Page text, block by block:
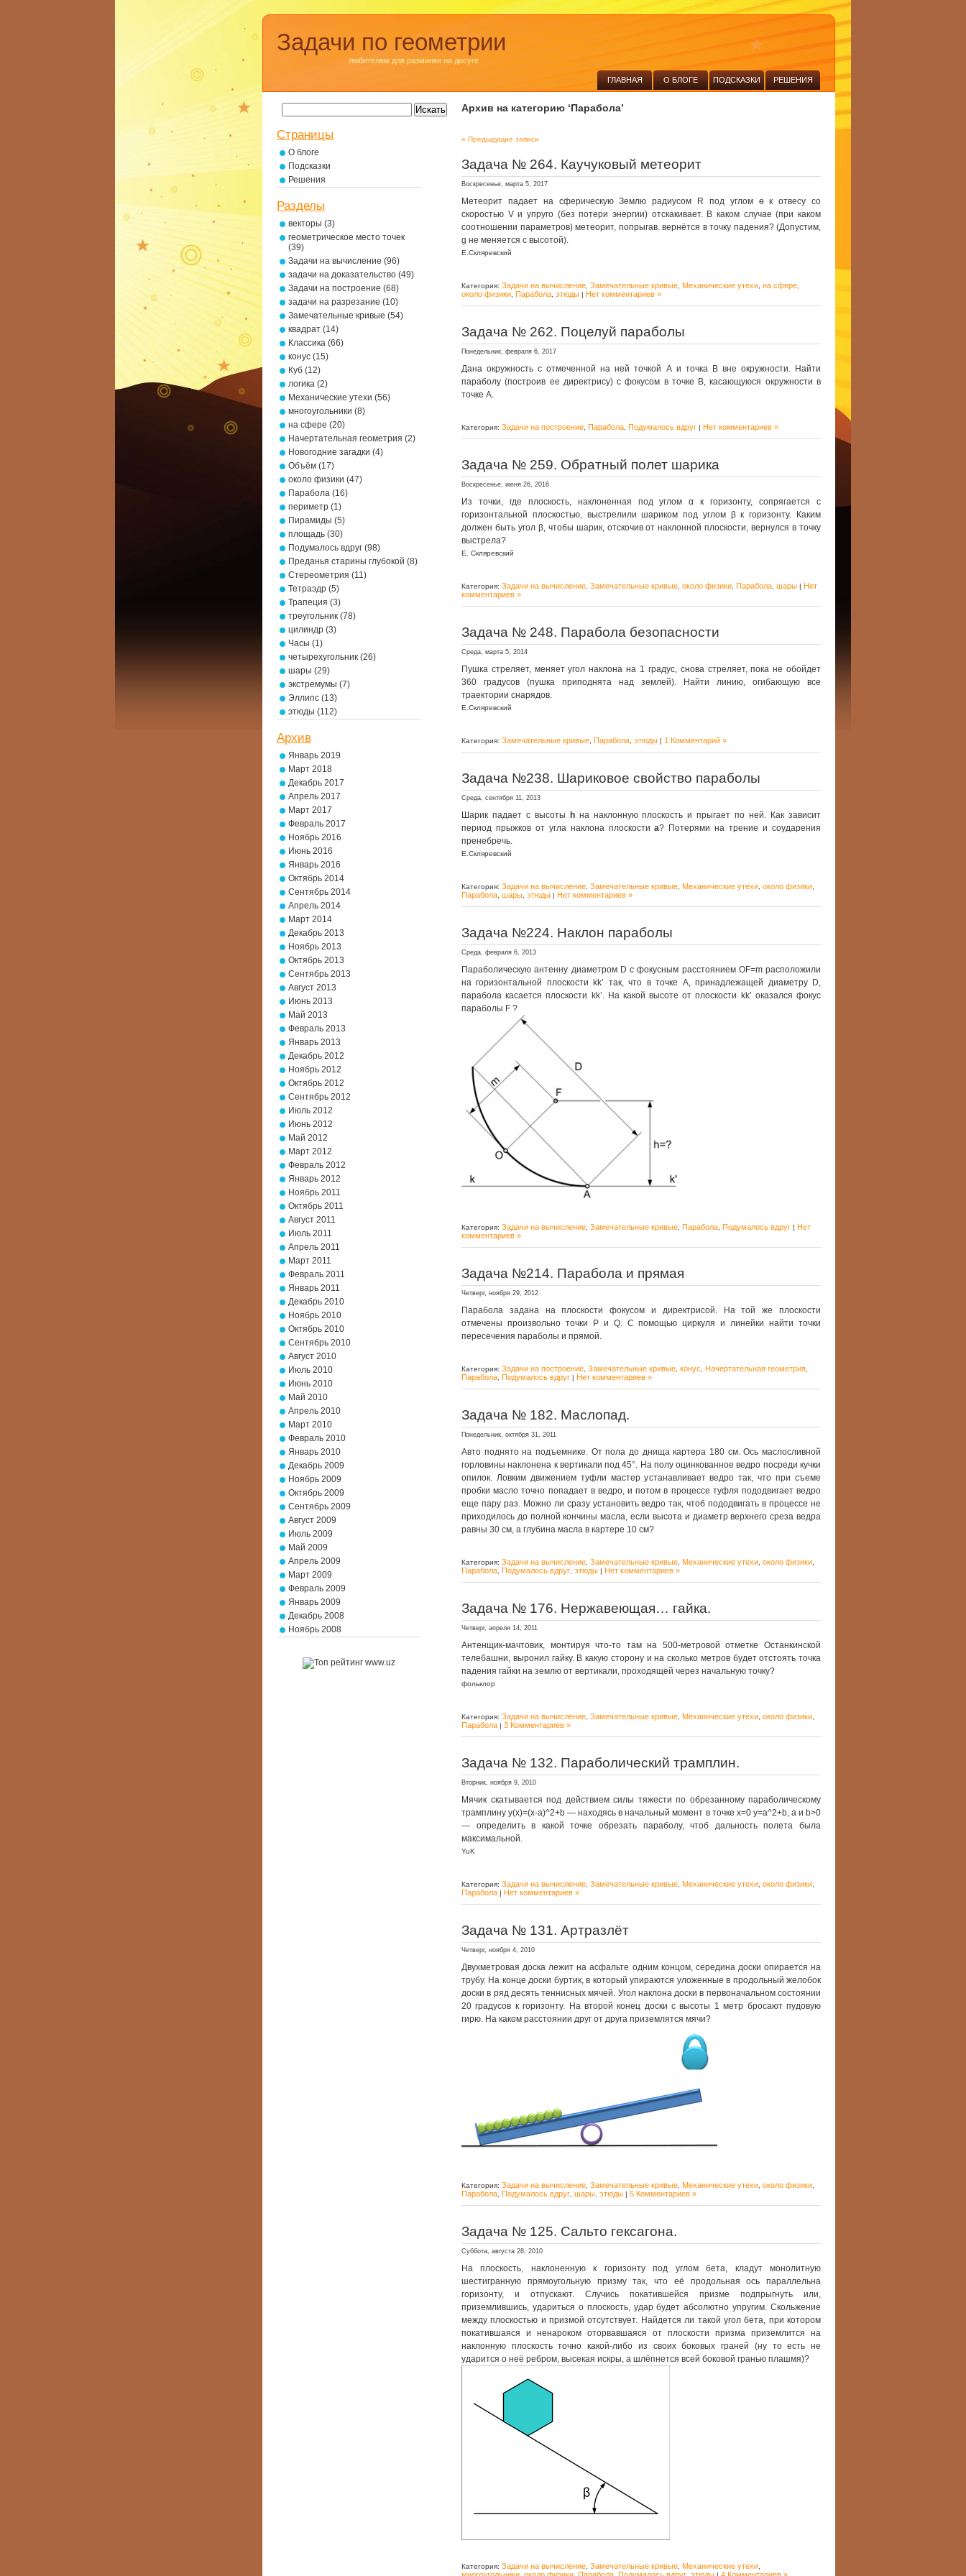
Задачи по геометрии
любителям для разминки на досуге
ГЛАВНАЯ О БЛОГЕ ПОДСКАЗКИ РЕШЕНИЯ
Архив на категорию ‘Парабола’
« Предыдущие записи
Задача № 264. Каучуковый метеорит
Воскресенье, марта 5, 2017
Метеорит падает на сферическую Землю радиусом R под углом ѳ к отвесу со
скоростью V и упруго (без потери энергии) отскакивает. В каком случае (при каком
соотношении параметров) метеорит, попрыгав. вернётся в точку падения? (Допустим,
g не меняется с высотой).
Е.Скляревский
Категория: Задачи на вычисление Замечательные кривые Механические утехи на сфере
около физики Парабола этюды | Нет комментариев »
Задача № 262. Поцелуй параболы
Понедельник, февраля 6, 2017
Дана окружность с отмеченной на ней точкой А и точка В вне окружности. Найти
параболу (построив ее директрису) с фокусом в точке В, касающуюся окружности в
точке А.
Категория: Задачи на построение Парабола Подумалось вдруг | Нет комментариев »
Задача № 259. Обратный полет шарика
Воскресенье, июня 26, 2016
Из точки, где плоскость, наклоненная под углом α к горизонту, сопрягается с
горизонтальной плоскостью, выстрелили шариком под углом β к горизонту. Каким
должен быть угол β, чтобы шарик, отскочив от наклонной плоскости, вернулся в точку
выстрела?
Е. Скляревский
Категория: Задачи на вычисление Замечательные кривые около физики Парабола шары | Нет
комментариев »
Задача № 248. Парабола безопасности
Среда, марта 5, 2014
Пушка стреляет, меняет угол наклона на 1 градус, снова стреляет, пока не обойдет
360 градусов (пушка приподнята над землей). Найти линию, огибающую все
траектории снарядов.
Е.Скляревский
Категория: Замечательные кривые Парабола этюды | 1 Комментарий »
Задача №238. Шариковое свойство параболы
Среда, сентября 11, 2013
Шарик падает с высоты hна наклонную плоскость и прыгает по ней. Как зависит
период прыжков от угла наклона плоскостиа? Потерями на трение и соударения
пренебречь.
Е.Скляревский
Категория: Задачи на вычисление Замечательные кривые Механические утехи около физики
Парабола шары этюды | Нет комментариев »
Задача №224. Наклон параболы
Среда, февраля 6, 2013
Параболическую антенну диаметром D с фокусным расстоянием OF=m расположили
на горизонтальной плоскости kk’ так, что в точке A, принадлежащей диаметру D,
парабола касается плоскости kk’. На какой высоте от плоскости kk’ оказался фокус
параболы F ?
Категория: Задачи на вычисление Замечательные кривые Парабола Подумалось вдруг | Нет
комментариев »
Задача №214. Парабола и прямая
Четверг, ноября 29, 2012
Парабола задана на плоскости фокусом и директрисой. На той же плоскости
отмечены произвольно точки P и Q. С помощью циркуля и линейки найти точки
пересечения параболы и прямой.
Категория: Задачи на построение Замечательные кривые конус Начертательная геометрия
Парабола Подумалось вдруг | Нет комментариев »
Задача № 182. Маслопад.
Понедельник, октября 31, 2011
Авто поднято на подъемнике. От пола до днища картера 180 см. Ось маслосливной
горловины наклонена к вертикали под 45°. На полу оцинкованное ведро посреди кучки
опилок. Ловким движением туфли мастер устанавливает ведро так, что при съеме
пробки масло точно попадает в ведро, и потом в процессе туфля пододвигает ведро
еще пару раз. Можно ли сразу установить ведро так, чтоб пододвигать в процессе не
приходилось до полной кончины масла, если высота и диаметр верхнего среза ведра
равны 30 см, а глубина масла в картере 10 см?
Категория: Задачи на вычисление Замечательные кривые Механические утехи около физики
Парабола Подумалось вдруг этюды | Нет комментариев »
Задача № 176. Нержавеющая… гайка.
Четверг, апреля 14, 2011
Антенщик-мачтовик, монтируя что-то там на 500-метровой отметке Останкинской
телебашни, выронил гайку. В какую сторону и на сколько метров будет отстоять точка
падения гайки на землю от вертикали, проходящей через начальную точку?
фольклор
Категория: Задачи на вычисление Замечательные кривые Механические утехи около физики
Парабола | 3 Комментариев »
Задача № 132. Параболический трамплин.
Вторник, ноября 9, 2010
Мячик скатывается под действием силы тяжести по обрезанному параболическому
трамплину y(x)=(x-a)^2+b — находясь в начальный момент в точке x=0 y=a^2+b, a и b>0
— определить в какой точке обрезать параболу, чтоб дальность полета была
максимальной.
YuK
Категория: Задачи на вычисление Замечательные кривые Механические утехи около физики
Парабола | Нет комментариев »
Задача № 131. Артразлёт
Четверг, ноября 4, 2010
Двухметровая доска лежит на асфальте одним концом, середина доски опирается на
трубу. На конце доски буртик, в который упираются уложенные в продольный желобок
доски в ряд десять теннисных мячей. Угол наклона доски в первоначальном состоянии
20 градусов к горизонту. На второй конец доски с высоты 1 метр бросают пудовую
гирю. На каком расстоянии друг от друга приземлятся мячи?
Категория: Задачи на вычисление Замечательные кривые Механические утехи около физики
Парабола Подумалось вдруг шары этюды | 5 Комментариев »
Задача № 125. Сальто гексагона.
Суббота, августа 28, 2010
На плоскость, наклоненную к горизонту под углом бета, кладут монолитную
шестигранную прямоугольную призму так, что её продольная ось параллельна
горизонту, и отпускают. Случись покатившейся призме подпрыгнуть или,
приземлившись, удариться о плоскость, удар будет абсолютно упругим. Скольжение
между плоскостью и призмой отсутствует. Найдется ли такой угол бета, при котором
покатившаяся и ненароком оторвавшаяся от плоскости призма приземлится на
наклонную плоскость точно какой-либо из своих боковых граней (ну то есть не
ударится о неё ребром, высекая искры, а шлёпнется всей боковой гранью плашмя)?
Категория: Задачи на вычисление Замечательные кривые Механические утехи
Страницы
О блоге
Подсказки
Решения
Разделы
векторы (3)
геометрическое место точек
(39)
Задачи на вычисление (96)
задачи на доказательство (49)
Задачи на построение (68)
задачи на разрезание (10)
Замечательные кривые (54)
квадрат (14)
Классика (66)
конус (15)
Куб (12)
логика (2)
Механические утехи (56)
многоугольники (8)
на сфере (20)
Начертательная геометрия (2)
Новогодние загадки (4)
Объём (17)
около физики (47)
Парабола (16)
периметр (1)
Пирамиды (5)
площадь (30)
Подумалось вдруг (98)
Преданья старины глубокой (8)
Стереометрия (11)
Тетраэдр (5)
Трапеция (3)
треугольник (78)
цилиндр (3)
Часы (1)
четырехугольник (26)
шары (29)
экстремумы (7)
Эллипс (13)
этюды (112)
Архив
Январь 2019
Март 2018
Декабрь 2017
Апрель 2017
Март 2017
Февраль 2017
Ноябрь 2016
Июнь 2016
Январь 2016
Октябрь 2014
Сентябрь 2014
Апрель 2014
Март 2014
Декабрь 2013
Ноябрь 2013
Октябрь 2013
Сентябрь 2013
Август 2013
Июнь 2013
Май 2013
Февраль 2013
Январь 2013
Декабрь 2012
Ноябрь 2012
Октябрь 2012
Сентябрь 2012
Июль 2012
Июнь 2012
Май 2012
Март 2012
Февраль 2012
Январь 2012
Ноябрь 2011
Октябрь 2011
Август 2011
Июль 2011
Апрель 2011
Март 2011
Февраль 2011
Январь 2011
Декабрь 2010
Ноябрь 2010
Октябрь 2010
Сентябрь 2010
Август 2010
Июль 2010
Июнь 2010
Май 2010
Апрель 2010
Март 2010
Февраль 2010
Январь 2010
Декабрь 2009
Ноябрь 2009
Октябрь 2009
Сентябрь 2009
Август 2009
Июль 2009
Май 2009
Апрель 2009
Март 2009
Февраль 2009
Январь 2009
Декабрь 2008
Ноябрь 2008